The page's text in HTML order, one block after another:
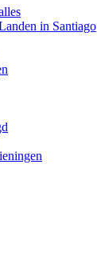
in Santiago